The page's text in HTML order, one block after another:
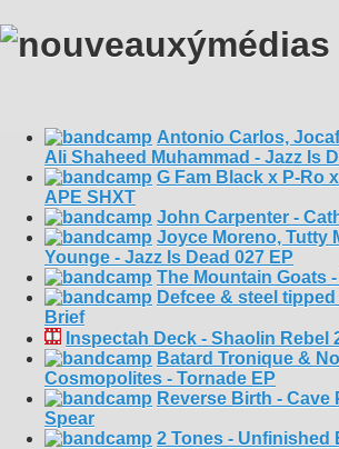
Antonio Carlos,
Ali Shaheed Muhammad - Jazz Is
G Fam Black x P-Ro
APE SHXT
John Carpenter -
Joyce Moreno, Tutty
Younge - Jazz Is Dead 027 EP
The Mountain Goats
Defcee & steel
Brief
Inspectah Deck - Shaolin Rebel
Batard Tronique &
Cosmopolites - Tornade EP
Reverse Birth - Cave
Spear
2 Tones - Unfinished